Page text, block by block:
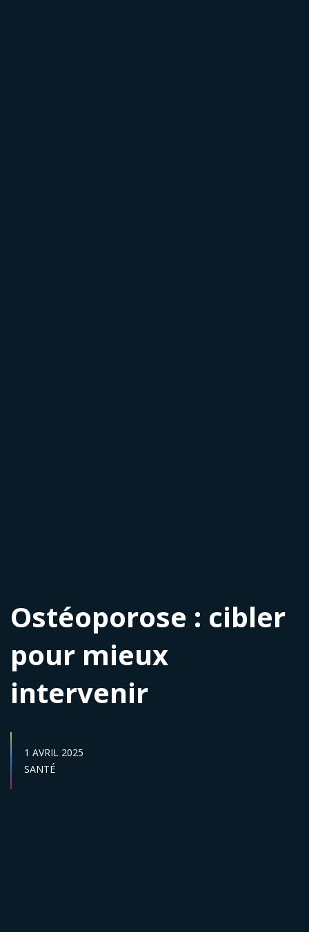
Ostéoporose : cibler
pour mieux
intervenir
DATE DE PUBLICATION :
1 AVRIL 2025
Secteur :
SANTÉ